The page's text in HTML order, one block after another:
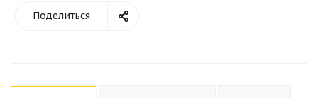
Поделиться